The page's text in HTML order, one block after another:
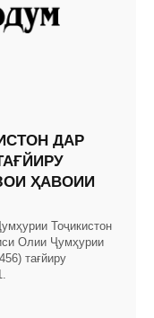
ДАР
ҲАВОИИ
Тоҷикистон
Олии Ҷумҳурии
тағйиру